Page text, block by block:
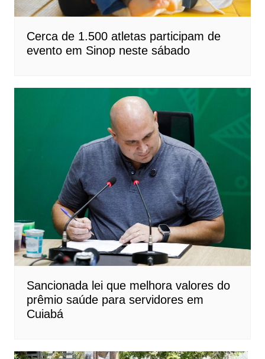
Cerca de 1.500 atletas participam de
evento em Sinop neste sábado
Sancionada lei que melhora valores do
prêmio saúde para servidores em
Cuiabá